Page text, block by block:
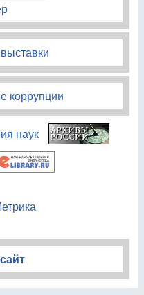
коррупции